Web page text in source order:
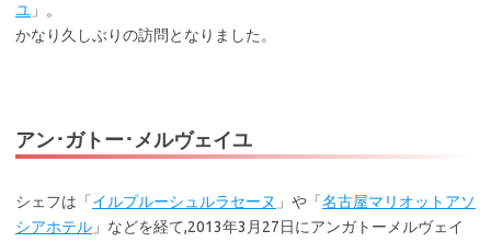
ユ 」。
かなり久しぶりの訪問となりました。
アン･ガトー･メルヴェイユ
シェフは「イルプルーシュルラセーヌ 」や「名古屋マリオットアソ
シアホテル 」などを経て,2013年3月27日にアンガトーメルヴェイ